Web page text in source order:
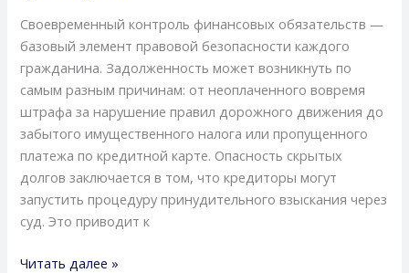
Своевременный контроль финансовых обязательств —
базовый элемент правовой безопасности каждого
гражданина. Задолженность может возникнуть по
самым разным причинам: от неоплаченного вовремя
штрафа за нарушение правил дорожного движения до
забытого имущественного налога или пропущенного
платежа по кредитной карте. Опасность скрытых
долгов заключается в том, что кредиторы могут
запустить процедуру принудительного взыскания через
суд. Это приводит к
данные
из
официальных
реестров
с
прямыми
ссылками
Читать далее »